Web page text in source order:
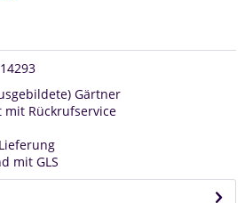
14293
Gärtner
mit Rückrufservice
mit GLS